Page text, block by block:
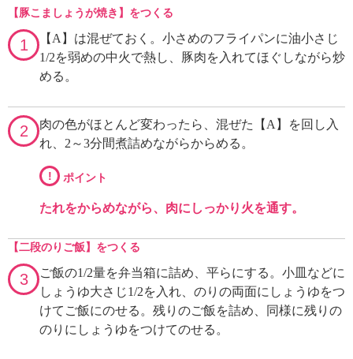
【豚こましょうが焼き】をつくる
1
【A】は混ぜておく。小さめのフライパンに油小さじ
1/2を弱めの中火で熱し、豚肉を入れてほぐしながら炒
める。
2
肉の色がほとんど変わったら、混ぜた【A】を回し入
れ、2～3分間煮詰めながらからめる。
! ポイント
たれをからめながら、肉にしっかり火を通す。
【二段のりご飯】をつくる
3
ご飯の1/2量を弁当箱に詰め、平らにする。小皿などに
しょうゆ大さじ1/2を入れ、のりの両面にしょうゆをつ
けてご飯にのせる。残りのご飯を詰め、同様に残りの
のりにしょうゆをつけてのせる。